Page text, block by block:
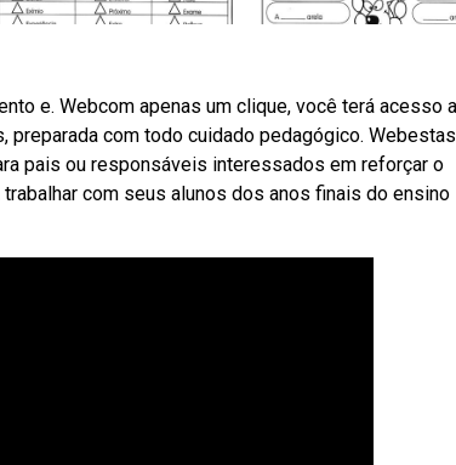
e. Webcom apenas um clique, você terá acesso
com todo cuidado pedagógico. Webestas
pais ou responsáveis interessados em reforçar o
com seus alunos dos anos finais do ensino